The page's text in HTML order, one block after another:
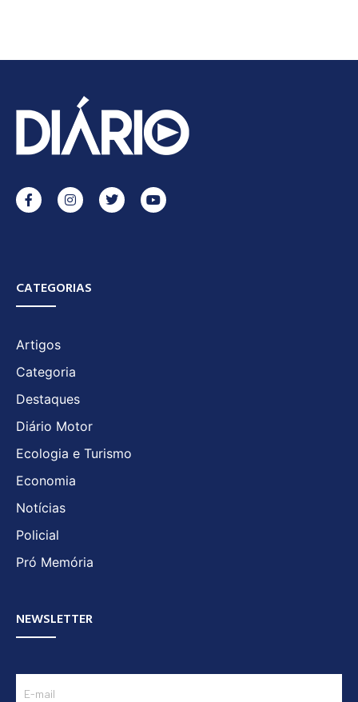
CATEGORIAS
Artigos
Categoria
Destaques
Diário Motor
Ecologia e Turismo
Economia
Notícias
Policial
Pró Memória
NEWSLETTER